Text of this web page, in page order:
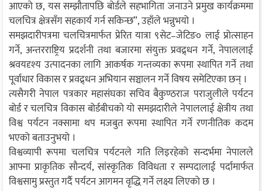
आएको छ, यस सम्झौतापछि बोर्डले सहभागिता जनाउने प्रमुख कार्यक्रममा
चलचित्र क्षेत्रसँग सहकार्य गर्न सकिन्छ”, उहाँले भन्नुभयो ।
समझदारीपत्रमा चलचित्रमार्फत प्रेरित यात्रा ९सेट–जेटिङ० लाई प्रोत्साहन
गर्ने, अन्तरराष्ट्रिय प्रदर्शनी तथा बजारमा संयुक्त प्रवद्र्धन गर्ने, नेपाललाई
श्रवयदृश्य उत्पादनका लागि आकर्षक गन्तव्यका रूपमा स्थापित गर्ने तथा
पूर्वाधार विकास र प्रवद्र्धन अभियान सञ्चालन गर्ने विषय समेटिएका छन् ।
त्यसैगरी नेपाल पत्रकार महासंघका सचिव बैकुण्ठराज पराजुलीले पर्यटन
बोर्ड र चलचित्र विकास बोर्डबीचको यो समझदारीले नेपाललाई क्षेत्रीय तथा
विश्व पर्यटन नक्सामा थप मजबुत रूपमा स्थापित गर्ने रणनीतिक कदम
भएको बताउनुभयो ।
विश्वव्यापी रूपमा चलचित्र पर्यटनले गति लिइरहेको सन्दर्भमा नेपालले
आफ्ना प्राकृतिक सौन्दर्य, सांस्कृतिक विविधता र सम्पदालाई पर्दामार्फत
विश्वसामु प्रस्तुत गर्दै पर्यटन आगमन वृद्धि गर्ने लक्ष्य लिएको छ ।